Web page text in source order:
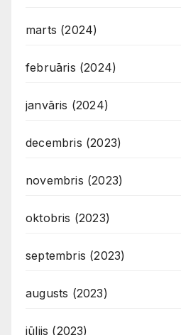
marts (2024)
februāris (2024)
janvāris (2024)
decembris (2023)
novembris (2023)
oktobris (2023)
septembris (2023)
augusts (2023)
jūlijs (2023)